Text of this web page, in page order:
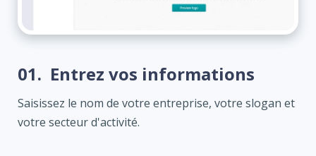
01. Entrez vos informations
Saisissez le nom de votre entreprise, votre slogan et
votre secteur d'activité.